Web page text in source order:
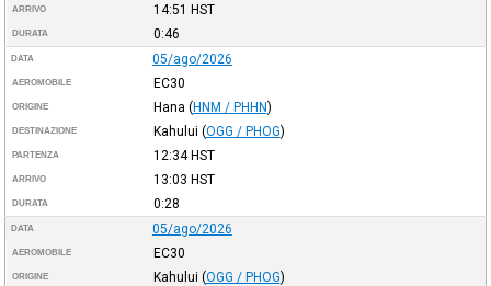
ARRIVO 14:51 HST
DURATA 0:46
DATA 05/ago/2026
AEROMOBILE EC30
ORIGINE Hana (HNM / PHHN)
DESTINAZIONE Kahului (OGG / PHOG)
PARTENZA 12:34HST
ARRIVO 13:03 HST
DURATA 0:28
DATA 05/ago/2026
AEROMOBILE EC30
ORIGINE Kahului (OGG / PHOG)